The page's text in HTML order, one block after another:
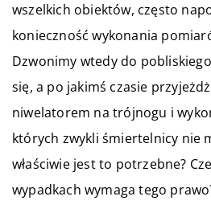
wszelkich obiektów, często
konieczność wykonania
Dzwonimy wtedy do
się, a po jakimś czasie
niwelatorem na trójnogu i
których zwykli śmiertelnicy nie
właściwie jest to potrzebne?
wypadkach wymaga tego